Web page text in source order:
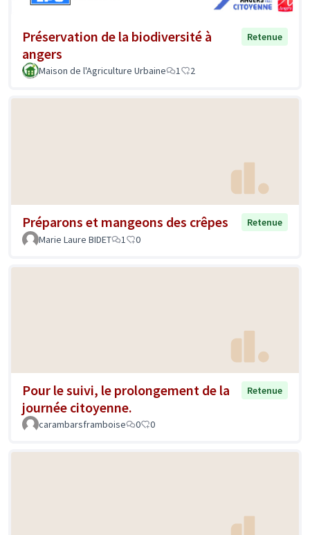
Préservation de la biodiversité à
angers
Retenue
Maison de l'Agriculture Urbaine 1 2
Préparons et mangeons des crêpes
Retenue
Marie Laure BIDET
1 0
Pour le suivi, le prolongement de la
journée citoyenne.
Retenue
carambarsframboise 0 0